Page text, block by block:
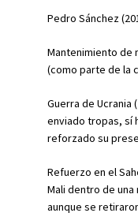
Pedro Sánchez
Mantenimiento de
(como parte de la
Guerra de Ucrania
enviado tropas, sí
reforzado su
Refuerzo en el
Mali dentro de
aunque se